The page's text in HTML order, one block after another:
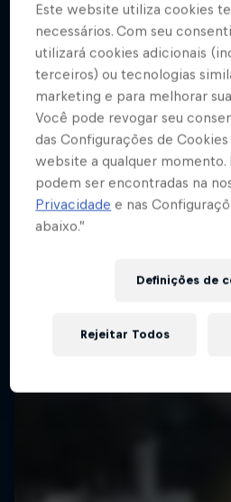
Este website utiliza cookies
necessários. Com seu
utilizará cookies adicionais
terceiros) ou tecnologias
marketing e para melhorar
Você pode revogar seu
das Configurações de
website a qualquer momento.
podem ser encontradas na
Privacidade e nas
abaixo.”
Definições de
Rejeitar Todos